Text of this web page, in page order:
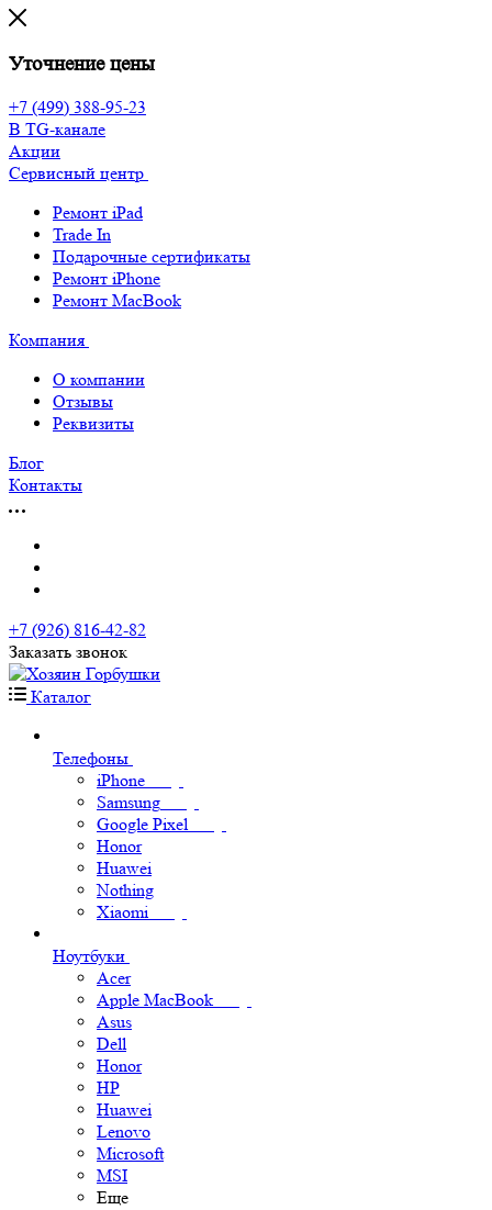
Уточнение цены
+7 (499) 388-95-23
В TG-канале
Акции
Сервисный центр
Ремонт iPad
Trade In
Подарочные сертификаты
Ремонт iPhone
Ремонт MacBook
Компания
О компании
Отзывы
Реквизиты
Блог
Контакты
+7 (926) 816-42-82
Заказать звонок
Каталог
Телефоны
iPhone
Samsung
Google Pixel
Honor
Huawei
Nothing
Xiaomi
Ноутбуки
Acer
Apple MacBook
Asus
Dell
Honor
HP
Huawei
Lenovo
Microsoft
MSI
Еще